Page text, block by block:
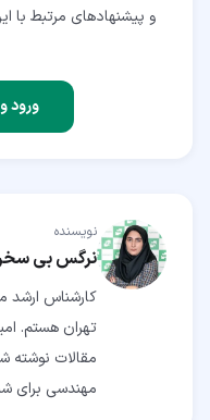
و پیشنهادهای مرتبط با
ورود
نویسنده
نرگس بی
کارشناس ارشد
تهران هستم.
مقالات نوشته
مهندسی برای